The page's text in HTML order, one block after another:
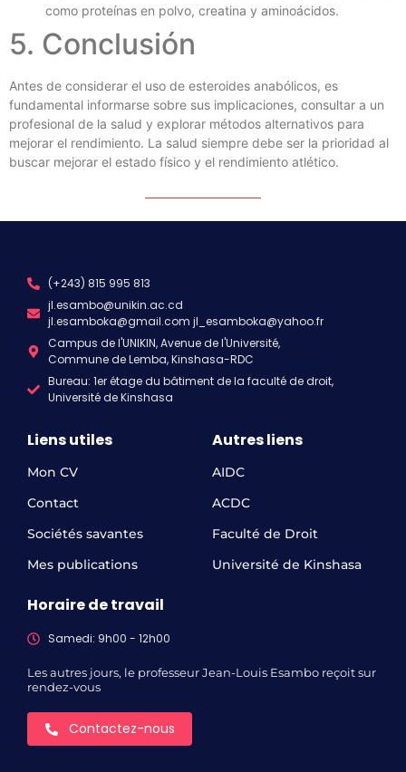
como proteínas en polvo, creatina y aminoácidos.
5. Conclusión
Antes de considerar el uso de esteroides anabólicos, es
fundamental informarse sobre sus implicaciones, consultar a un
profesional de la salud y explorar métodos alternativos para
mejorar el rendimiento. La salud siempre debe ser la prioridad al
buscar mejorar el estado físico y el rendimiento atlético.
(+243) 815 995 813
jl.esambo@unikin.ac.cd
jl.esamboka@gmail.com jl_esamboka@yahoo.fr
Campus de l'UNIKIN, Avenue de l'Université,
Commune de Lemba, Kinshasa-RDC
Bureau: 1er étage du bâtiment de la faculté de droit,
Université de Kinshasa
Liens utiles
Mon CV
Contact
Sociétés savantes
Mes publications
Autres liens
AIDC
ACDC
Faculté de Droit
Université de Kinshasa
Horaire de travail
Samedi: 9h00 - 12h00
Les autres jours, le professeur Jean-Louis Esambo reçoit sur
rendez-vous
Contactez-nous